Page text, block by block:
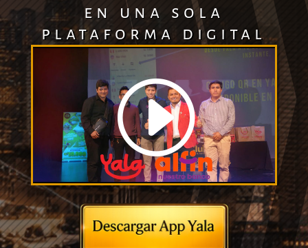
en una sola
plataforma digital